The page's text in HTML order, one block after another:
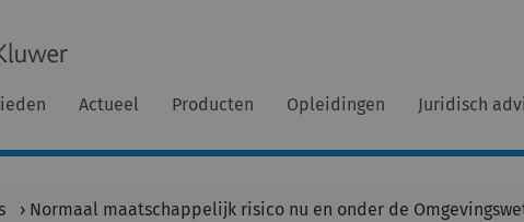
Actueel Producten Opleidingen Juridisch
› Normaal maatschappelijk risico nu en onder de